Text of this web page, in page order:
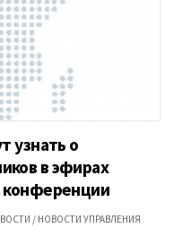
узнать о
в эфирах
конференции
/ НОВОСТИ УПРАВЛЕНИЯ